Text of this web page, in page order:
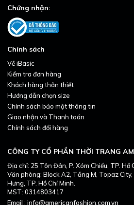
CÔNG TY CỔ PHẦN THỜI TRANG
Địa chỉ: 25 Tôn Đản, P. Xóm Chiếu, TP. Hồ
Văn phòng: Block A2, Tầng M, Topaz City,
Hưng, TP. Hồ Chí Minh.
MST: 0314803417
Email : info@americanfashion.com.vn
Chính sách
Về iBasic
Kiểm tra đơn hàng
Khách hàng thân thiết
Hướng dẫn chọn size
Chính sách bảo mật thông tin
Giao nhận và Thanh toán
Chính sách đổi hàng
Chứng nhận: